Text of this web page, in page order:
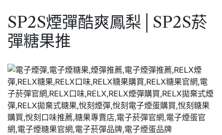
SP2S煙彈酷爽鳳梨│SP2S菸
彈糖果推